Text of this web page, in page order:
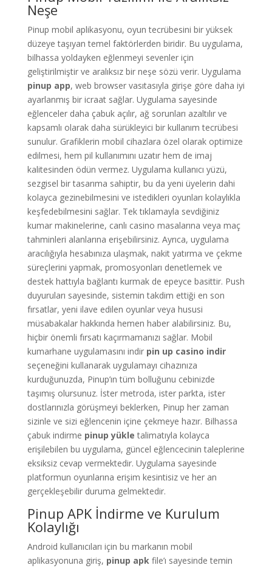
Neşe
Pinup mobil aplikasyonu, oyun tecrübesini bir yüksek
düzeye taşıyan temel faktörlerden biridir. Bu uygulama,
bilhassa yoldayken eğlenmeyi sevenler için
geliştirilmiştir ve aralıksız bir neşe sözü verir. Uygulama
pinup app, web browser vasıtasıyla girişe göre daha iyi
ayarlanmış bir icraat sağlar. Uygulama sayesinde
eğlenceler daha çabuk açılır, ağ sorunları azaltılır ve
kapsamlı olarak daha sürükleyici bir kullanım tecrübesi
sunulur. Grafiklerin mobil cihazlara özel olarak optimize
edilmesi, hem pil kullanımını uzatır hem de imaj
kalitesinden ödün vermez. Uygulama kullanıcı yüzü,
sezgisel bir tasarıma sahiptir, bu da yeni üyelerin dahi
kolayca gezinebilmesini ve istedikleri oyunları kolaylıkla
keşfedebilmesini sağlar. Tek tıklamayla sevdiğiniz
kumar makinelerine, canlı casino masalarına veya maç
tahminleri alanlarına erişebilirsiniz. Ayrıca, uygulama
aracılığıyla hesabınıza ulaşmak, nakit yatırma ve çekme
süreçlerini yapmak, promosyonları denetlemek ve
destek hattıyla bağlantı kurmak de epeyce basittir. Push
duyuruları sayesinde, sistemin takdim ettiği en son
fırsatlar, yeni ilave edilen oyunlar veya hususi
müsabakalar hakkında hemen haber alabilirsiniz. Bu,
hiçbir önemli fırsatı kaçırmamanızı sağlar. Mobil
kumarhane uygulamasını indir pin up casino indir
seçeneğini kullanarak uygulamayı cihazınıza
kurduğunuzda, Pinup’ın tüm bolluğunu cebinizde
taşımış olursunuz. İster metroda, ister parkta, ister
dostlarınızla görüşmeyi beklerken, Pinup her zaman
sizinle ve sizi eğlencenin içine çekmeye hazır. Bilhassa
çabuk indirme pinup yükle talimatıyla kolayca
erişilebilen bu uygulama, güncel eğlencecinin taleplerine
eksiksiz cevap vermektedir. Uygulama sayesinde
platformun oyunlarına erişim kesintisiz ve her an
gerçekleşebilir duruma gelmektedir.
Pinup APK İndirme ve Kurulum
Kolaylığı
Android kullanıcıları için bu markanın mobil
aplikasyonuna giriş, pinup apkfile’ı sayesinde temin